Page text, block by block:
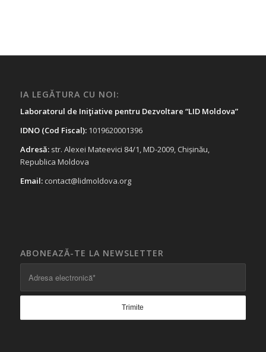
IA LEGĂTURA CU NOI:
Laboratorul de Iniţiative pentru Dezvoltare “LID Moldova”
IDNO (Cod Fiscal):1019620001396
Adresă:str. Alexei Mateevici 84/1, MD-2009, Chișinău,
Republica Moldova
Email: contact@lidmoldova.org
ABONEAZĂ-TE LA NEWSLETTER